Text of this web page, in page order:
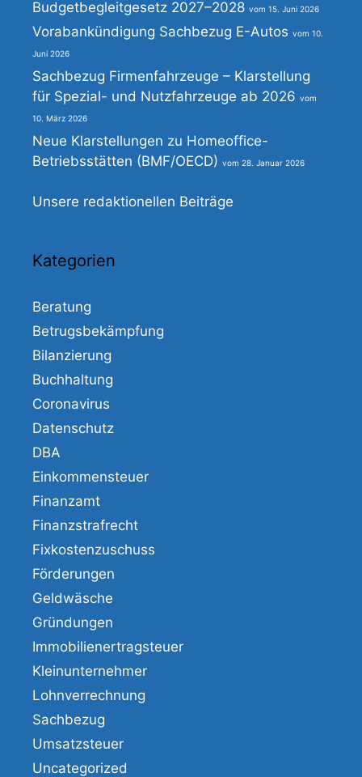
Budgetbegleitgesetz 2027–2028 15. Juni 2026
Vorabankündigung Sachbezug E-Autos 10.
Juni 2026
Sachbezug Firmenfahrzeuge – Klarstellung
für Spezial- und Nutzfahrzeuge ab 2026
10. März 2026
Neue Klarstellungen zu Homeoffice-
Betriebsstätten (BMF/OECD)
28. Januar 2026
Unsere redaktionellen Beiträge
Kategorien
Beratung
Betrugsbekämpfung
Bilanzierung
Buchhaltung
Coronavirus
Datenschutz
DBA
Einkommensteuer
Finanzamt
Finanzstrafrecht
Fixkostenzuschuss
Förderungen
Geldwäsche
Gründungen
Immobilienertragsteuer
Kleinunternehmer
Lohnverrechnung
Sachbezug
Umsatzsteuer
Uncategorized